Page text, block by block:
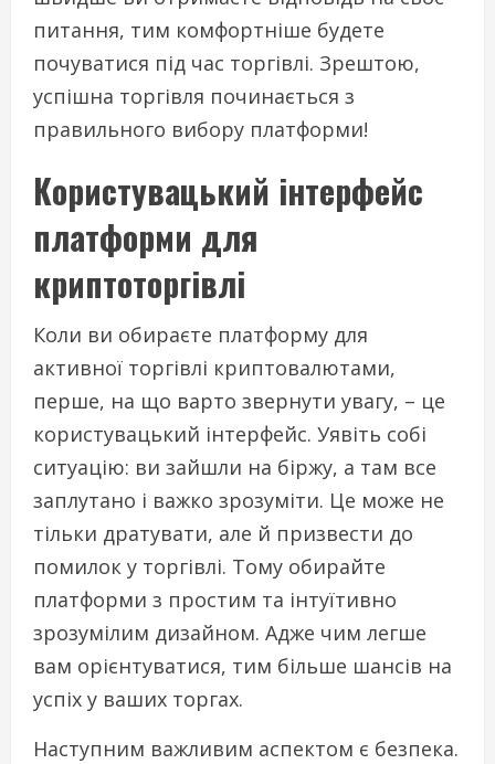
питання, тим комфортніше будете
почуватися під час торгівлі. Зрештою,
успішна торгівля починається з
правильного вибору платформи!
Користувацький інтерфейс
платформи для
криптоторгівлі
Коли ви обираєте платформу для
активної торгівлі криптовалютами,
перше, на що варто звернути увагу, – це
користувацький інтерфейс. Уявіть собі
ситуацію: ви зайшли на біржу, а там все
заплутано і важко зрозуміти. Це може не
тільки дратувати, але й призвести до
помилок у торгівлі. Тому обирайте
платформи з простим та інтуїтивно
зрозумілим дизайном. Адже чим легше
вам орієнтуватися, тим більше шансів на
успіх у ваших торгах.
Наступним важливим аспектом є безпека.